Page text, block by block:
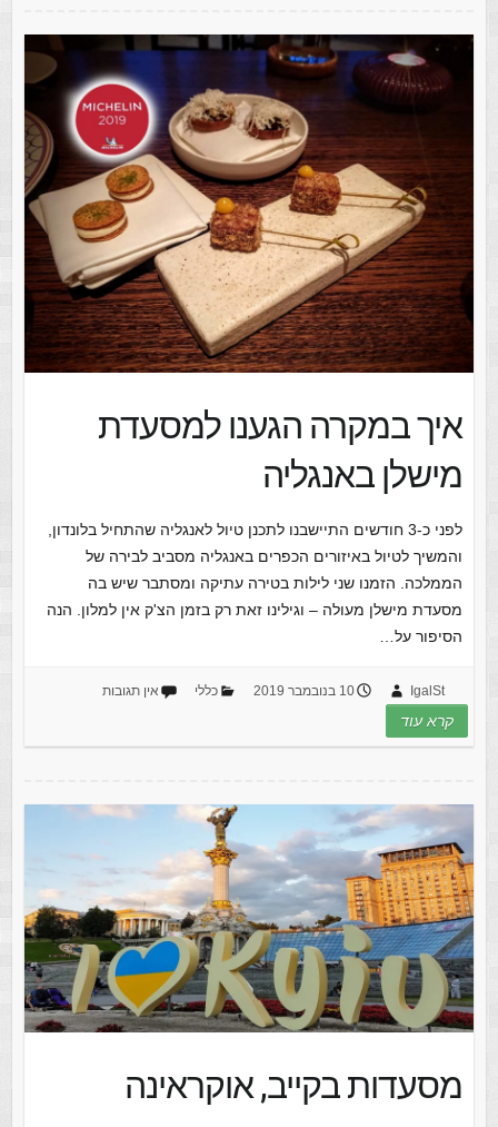
איך במקרה הגענו למסעדת
מישלן באנגליה
לפני כ-3 חודשים התיישבנו לתכנן טיול לאנגליה שהתחיל בלונדון,
והמשיך לטיול באיזורים הכפרים באנגליה מסביב לבירה של
הממלכה. הזמנו שני לילות בטירה עתיקה ומסתבר שיש בה
מסעדת מישלן מעולה – וגילינו זאת רק בזמן הצ'ק אין למלון. הנה
הסיפור על…
IgalSt 10 בנובמבר 2019 כללי אין תגובות
קרא עוד
מסעדות בקייב, אוקראינה